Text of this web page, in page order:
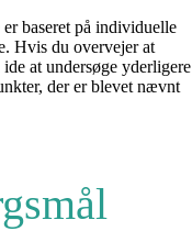
baseret på individuelle
Hvis du overvejer at
at undersøge yderligere
der er blevet nævnt